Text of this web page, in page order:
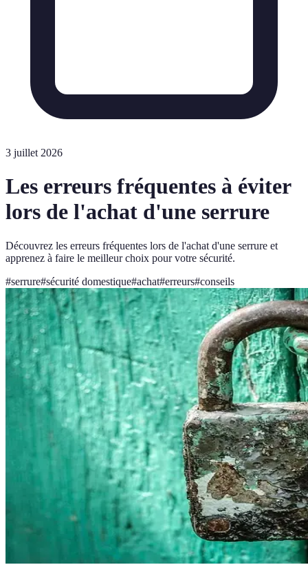
3 juillet 2026
Les erreurs fréquentes à éviter
lors de l'achat d'une serrure
Découvrez les erreurs fréquentes lors de l'achat d'une serrure et
apprenez à faire le meilleur choix pour votre sécurité.
#serrure#sécurité domestique#achat#erreurs#conseils